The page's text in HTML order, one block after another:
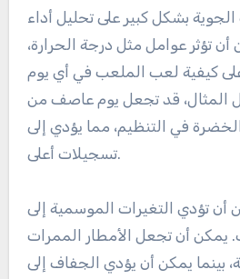
بشكل كبير على تحليل أداء
تؤثر عوامل مثل درجة الحرارة،
على كيفية لعب الملعب في أي يوم
المثال، قد تجعل يوم عاصف من
في التنظيم، مما يؤدي إلى
تسجيلات أعلى.
أن تؤدي التغيرات الموسمية إلى
يمكن أن تجعل الأمطار الممرات
بينما يمكن أن يؤدي الجفاف إلى